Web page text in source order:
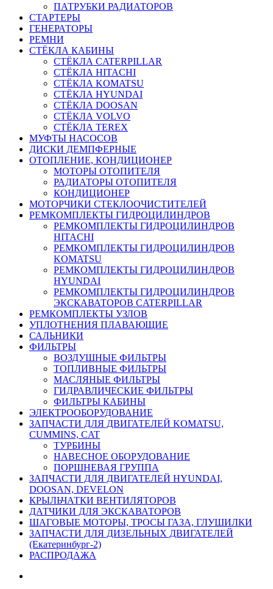
ПАТРУБКИ РАДИАТОРОВ
СТАРТЕРЫ
ГЕНЕРАТОРЫ
РЕМНИ
СТЁКЛА КАБИНЫ
СТЁКЛА CATERPILLAR
СТЁКЛА HITACHI
СТЁКЛА KOMATSU
СТЁКЛА HYUNDAI
СТЁКЛА DOOSAN
СТЁКЛА VOLVO
СТЁКЛА TEREX
МУФТЫ НАСОСОВ
ДИСКИ ДЕМПФЕРНЫЕ
ОТОПЛЕНИЕ, КОНДИЦИОНЕР
МОТОРЫ ОТОПИТЕЛЯ
РАДИАТОРЫ ОТОПИТЕЛЯ
КОНДИЦИОНЕР
МОТОРЧИКИ СТЕКЛООЧИСТИТЕЛЕЙ
РЕМКОМПЛЕКТЫ ГИДРОЦИЛИНДРОВ
РЕМКОМПЛЕКТЫ ГИДРОЦИЛИНДРОВ
HITACHI
РЕМКОМПЛЕКТЫ ГИДРОЦИЛИНДРОВ
KOMATSU
РЕМКОМПЛЕКТЫ ГИДРОЦИЛИНДРОВ
HYUNDAI
РЕМКОМПЛЕКТЫ ГИДРОЦИЛИНДРОВ
ЭКСКАВАТОРОВ CATERPILLAR
РЕМКОМПЛЕКТЫ УЗЛОВ
УПЛОТНЕНИЯ ПЛАВАЮЩИЕ
САЛЬНИКИ
ФИЛЬТРЫ
ВОЗДУШНЫЕ ФИЛЬТРЫ
ТОПЛИВНЫЕ ФИЛЬТРЫ
МАСЛЯНЫЕ ФИЛЬТРЫ
ГИДРАВЛИЧЕСКИЕ ФИЛЬТРЫ
ФИЛЬТРЫ КАБИНЫ
ЭЛЕКТРООБОРУДОВАНИЕ
ЗАПЧАСТИ ДЛЯ ДВИГАТЕЛЕЙ KOMATSU,
CUMMINS, CAT
ТУРБИНЫ
НАВЕСНОЕ ОБОРУДОВАНИЕ
ПОРШНЕВАЯ ГРУППА
ЗАПЧАСТИ ДЛЯ ДВИГАТЕЛЕЙ HYUNDAI,
DOOSAN, DEVELON
КРЫЛЬЧАТКИ ВЕНТИЛЯТОРОВ
ДАТЧИКИ ДЛЯ ЭКСКАВАТОРОВ
ШАГОВЫЕ МОТОРЫ, ТРОСЫ ГАЗА, ГЛУШИЛКИ
ЗАПЧАСТИ ДЛЯ ДИЗЕЛЬНЫХ ДВИГАТЕЛЕЙ
(Екатеринбург-2)
РАСПРОДАЖА